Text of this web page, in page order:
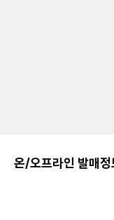
온/오프라인 발매정